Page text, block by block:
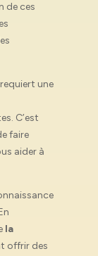
de ces
une
C’est
faire
aider à
la
offrir des